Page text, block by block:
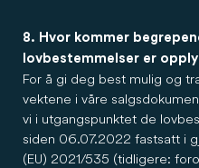
8. Hvor kommer
lovbestemmelser er
For å gi deg best mulig og
vektene i våre
vi i utgangspunktet de
siden 06.07.2022 fastsatt i
(EU) 2021/535 (tidligere: